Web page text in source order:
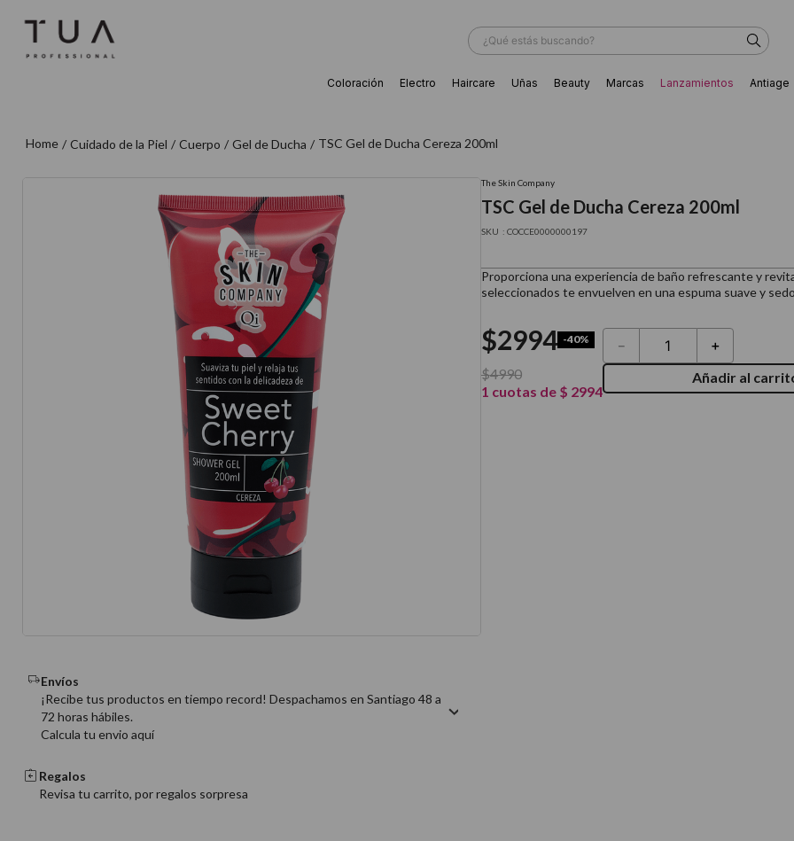
¿Qué estás buscando?
Coloración Electro Haircare Uñas Beauty Marcas Lanzamientos Antiage
Cuidado de la Piel Cuerpo Gel de Ducha TSC Gel de Ducha Cereza 200ml
Envíos
¡Recibe tus productos en tiempo record! Despachamos en Santiago 48 a
72 horas hábiles.
Calcula tu envio aquí
Regalos
Revisa tu carrito, por regalos sorpresa
The Skin Company
TSC Gel de Ducha Cereza 200ml
: COCCE0000000197
Proporciona una experiencia de baño refrescante y
seleccionados te envuelven en una espuma suave y
$2994 -40%
$4990
1 cuotas de $ 2994
＋
－
Añadir al
3. farmavita
4. shampoo
5.
6.
7.
9
10